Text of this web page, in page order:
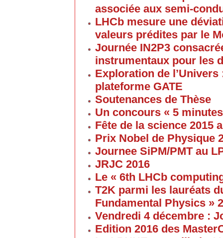
associée aux semi-
LHCb mesure une
valeurs prédites par le
Journée IN2P3
instrumentaux pour les
Exploration de
plateforme GATE
Soutenances de Thèse
Un concours « 5
Fête de la science 2015
Prix Nobel de Physique
Journee SiPM/PMT au
JRJC 2016
Le « 6th LHCb
T2K parmi les lauréats
Fundamental Physics »
Vendredi 4 décembre :
Edition 2016 des